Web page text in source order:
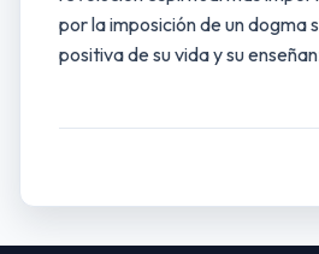
por la imposición de un dogma
positiva de su vida y su